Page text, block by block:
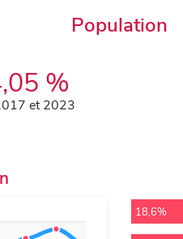
Population
%
et 2023
18,6%